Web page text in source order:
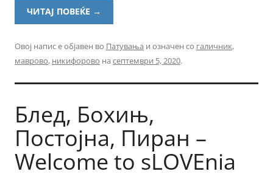
ЧИТАЈ ПОВЕЌЕ →
Овој напис е објавен во Патувања и означен со галичник,
маврово, никифорово на септември 5, 2020.
Блед, Бохињ,
Постојна, Пиран –
Welcome to sLOVEnia